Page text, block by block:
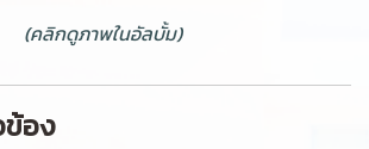
(คลิกดูภาพในอัลบั้ม)
ข้อง